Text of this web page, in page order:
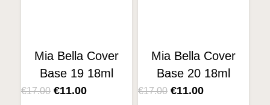
Mia Bella Cover
Base 19 18ml
€17.00 €11.00
Mia Bella Cover
Base 20 18ml
€17.00 €11.00